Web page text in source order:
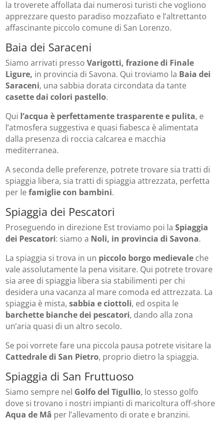
la troverete affollata dai numerosi turisti che vogliono
apprezzare questo paradiso mozzafiato e l’altrettanto
affascinante piccolo comune di San Lorenzo.
Baia dei Saraceni
Siamo arrivati pressoVarigotti, frazione di Finale
Ligure, in provincia di Savona. Qui troviamo la Baia dei
Saraceni, una sabbia dorata circondata da tante
casette dai colori pastello.
Qui l’acqua è perfettamente trasparente e pulita, e
l’atmosfera suggestiva e quasi fiabesca è alimentata
dalla presenza di roccia calcarea e macchia
mediterranea.
A seconda delle preferenze, potrete trovare sia tratti di
spiaggia libera, sia tratti di spiaggia attrezzata, perfetta
per lefamiglie con bambini.
Spiaggia dei Pescatori
Proseguendo in direzione Est troviamo poi laSpiaggia
dei Pescatori: siamo a Noli, in provincia di Savona.
La spiaggia si trova in un piccolo borgo medievale che
vale assolutamente la pena visitare. Qui potrete trovare
sia aree di spiaggia libera sia stabilimenti per chi
desidera una vacanza al mare comoda ed attrezzata. La
spiaggia è mista,sabbia e ciottoli, ed ospita le
barchette bianche dei pescatori, dando alla zona
un’aria quasi di un altro secolo.
Se poi vorrete fare una piccola pausa potrete visitare la
Cattedrale di San Pietro, proprio dietro la spiaggia.
Spiaggia di San Fruttuoso
Siamo sempre nel Golfo del Tigullio, lo stesso golfo
dove si trovano i nostri impianti di maricoltura off-shore
Aqua de Mâ per l’allevamento di orate e branzini.